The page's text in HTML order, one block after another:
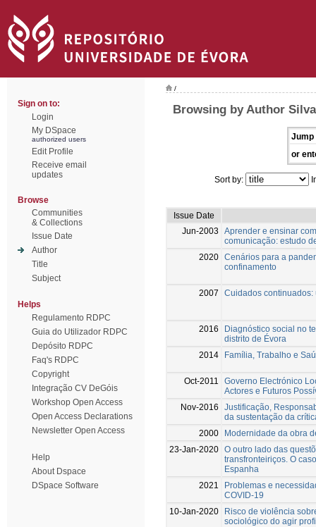
Sign on to:
Login
My DSpace
authorized users
Edit Profile
Receive email
updates
Browse
Communities
& Collections
Issue Date
Author
Title
Subject
Helps
Regulamento RDPC
Guia do Utilizador RDPC
Depósito RDPC
Faq's RDPC
Copyright
Integração CV DeGóis
Workshop Open Access
Open Access Declarations
Newsletter Open Access
Help
About Dspace
DSpace Software
/
Browsing by Author
Jump
or
Sort by:
Issue Date
Jun-2003
Aprender e ensinar
comunicação: estudo
2020 Cenários para a
confinamento
2007 Cuidados
2016
Diagnóstico social no
distrito de Évora
2014
Família, Trabalho e
Oct-2011
Governo Electrónico
Actores e Futuros
Nov-2016
Justificação,
da sustentação da
2000
Modernidade da obra
23-Jan-2020 O outro lado das
transfronteiriços. O
Espanha
2021
Problemas e
COVID-19
10-Jan-2020
Risco de violência
sociológico do agir